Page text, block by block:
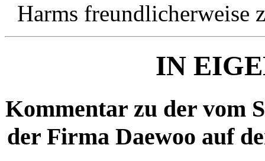
Harms freundlicherweise
IN
Kommentar zu der vom
der Firma Daewoo auf